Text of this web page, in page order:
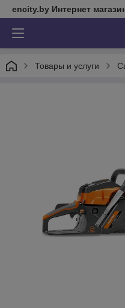
encity.by Интернет
Товары и услуги